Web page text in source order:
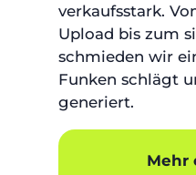
verkaufsstark.
Upload bis zum
schmieden wir
Funken schlägt
generiert.
Mehr